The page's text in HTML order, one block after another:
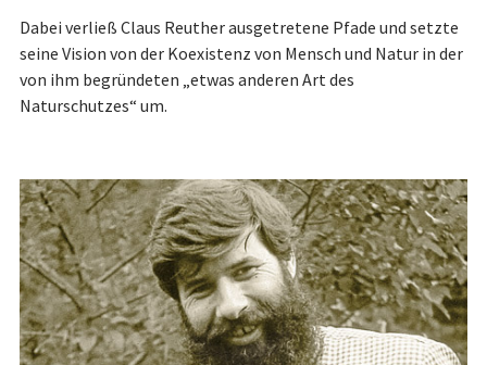
Dabei verließ Claus Reuther ausgetretene Pfade und setzte
seine Vision von der Koexistenz von Mensch und Natur in der
von ihm begründeten „etwas anderen Art des
Naturschutzes“ um.